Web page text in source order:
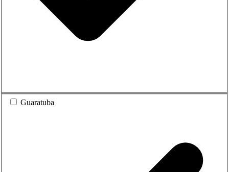
Guaratuba